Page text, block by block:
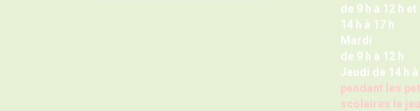
de 9 h à 12 h et
14 h à 17 h
Mardi
de 9 h à 12 h
Jeudi de 14 h à
pendant les
scolaires le